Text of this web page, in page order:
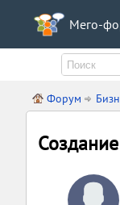
Мего-
Форум